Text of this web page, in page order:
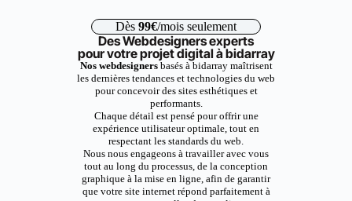
Dès 99€/mois seulement
Des Webdesigners experts
pour votre projet digital à bidarray
Nos webdesignersbasés à bidarray maîtrisent
les dernières tendances et technologies du web
pour concevoir des sites esthétiques et
performants.
Chaque détail est pensé pour offrir une
expérience utilisateur optimale, tout en
respectant les standards du web.
Nous nous engageons à travailler avec vous
tout au long du processus, de la conception
graphique à la mise en ligne, afin de garantir
que votre site internet répond parfaitement à